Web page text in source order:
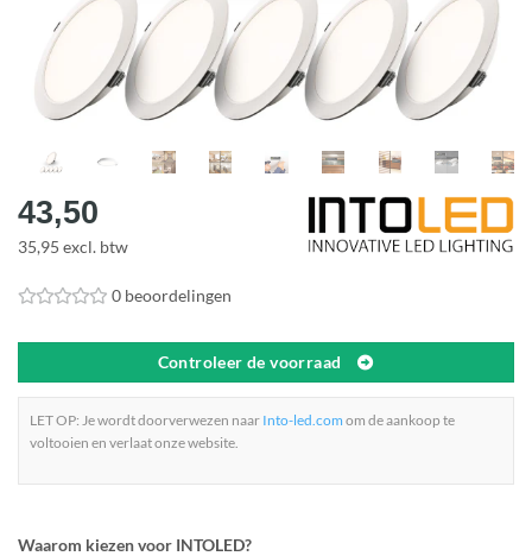
43,50
35,95 excl. btw
0 beoordelingen
Controleer de voorraad
LET OP: Je wordt doorverwezen naar Into-led.com om de aankoop te
voltooien en verlaat onze website.
Waarom kiezen voor INTOLED?